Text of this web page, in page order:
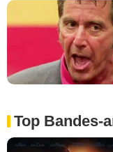
Top Bandes-